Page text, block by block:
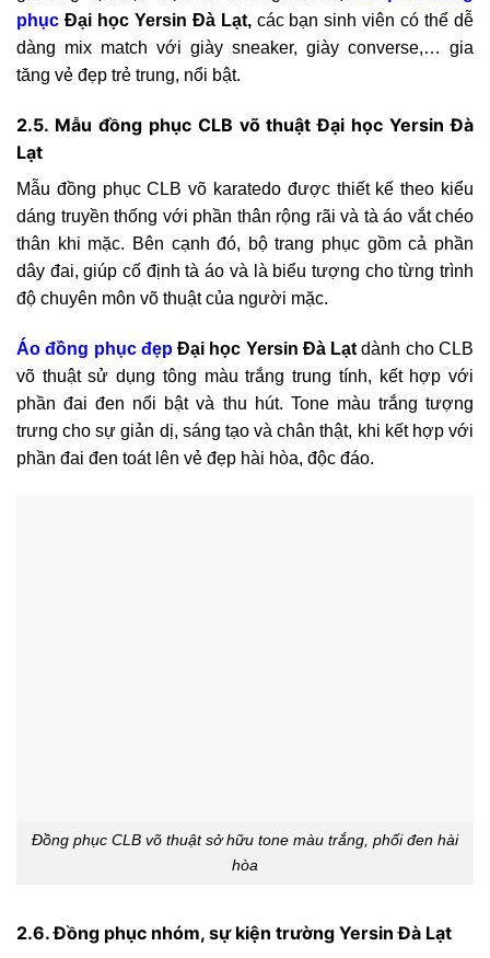
phục Đại học Yersin Đà Lạt, các bạn sinh viên có thể dễ
dàng mix match với giày sneaker, giày converse,… gia
tăng vẻ đẹp trẻ trung, nổi bật.
2.5. Mẫu đồng phục CLB võ thuật Đại học Yersin Đà
Lạt
Mẫu đồng phục CLB võ karatedo được thiết kế theo kiểu
dáng truyền thống với phần thân rộng rãi và tà áo vắt chéo
thân khi mặc. Bên cạnh đó, bộ trang phục gồm cả phần
dây đai, giúp cố định tà áo và là biểu tượng cho từng trình
độ chuyên môn võ thuật của người mặc.
Áo đồng phục đẹpĐại học Yersin Đà Lạtdành cho CLB
võ thuật sử dụng tông màu trắng trung tính, kết hợp với
phần đaiđen nổi bật và thu hút. Tone màu trắng tượng
trưng cho sự giản dị, sáng tạo và chân thật, khi kết hợp với
phần đai đen toát lên vẻ đẹp hài hòa, độc đáo.
Đồng phục CLB võ thuật sở hữu tone màu trắng, phối đen hài
hòa
2.6. Đồng phục nhóm, sự kiện trường Yersin Đà Lạt